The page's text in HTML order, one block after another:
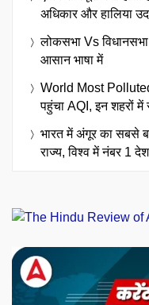
अधिकार और हालिया
लोकसभा Vs
आसान भाषा में
World Most
पहुंचा AQI, इन शहरों
भारत में अंगूर का सबसे
राज्य, विश्व में नंबर 1